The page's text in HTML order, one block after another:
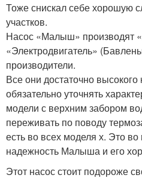
Тоже снискал себе хорошую
участков.
Насос «Малыш» производят
«Электродвигатель»
производители.
Все они достаточно
обязательно уточнять
модели с верхним забором
переживать по поводу
есть во всех моделя х. Это
надежность Малыша и его
Этот насос стоит подороже